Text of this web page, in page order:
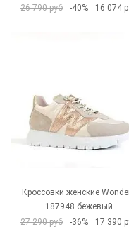
26 790 руб
-40% 16 074
Кроссовки женские
187948 бежевый
27 290 руб
-36% 17 390